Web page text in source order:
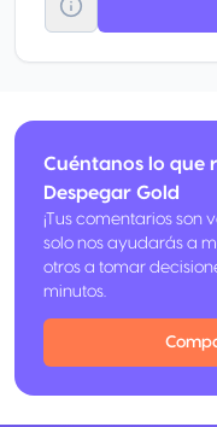
reembolsa la diferencia.
accidental o robo de la
período de garantía
Cuéntanos lo que
Despegar Gold
¡Tus comentarios son
solo nos ayudarás a
otros a tomar
minutos.